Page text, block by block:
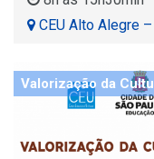
CEU Alto Alegre
Valorização da